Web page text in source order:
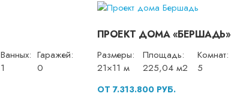
Ванных:
1
Гаражей:
0
ПРОЕКТ ДОМА «БЕРШАДЬ»
Размеры:
21×11 м
Площадь:
225,04 м2
Комнат:
5
ОТ 7.313.800 РУБ.